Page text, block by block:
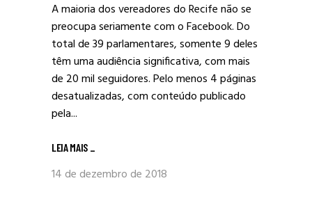
A maioria dos vereadores do Recife não se
preocupa seriamente com o Facebook. Do
total de 39 parlamentares, somente 9 deles
têm uma audiência significativa, com mais
de 20 mil seguidores. Pelo menos 4 páginas
desatualizadas, com conteúdo publicado
pela...
LEIA MAIS _
14 de dezembro de 2018